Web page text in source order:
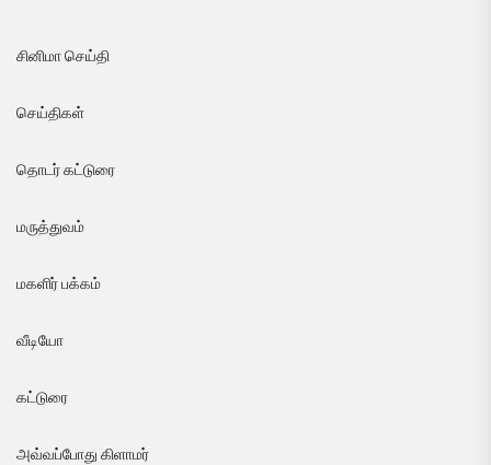
சினிமா செய்தி
செய்திகள்
தொடர் கட்டுரை
மருத்துவம்
மகளிர் பக்கம்
வீடியோ
கட்டுரை
அவ்வப்போது கிளாமர்